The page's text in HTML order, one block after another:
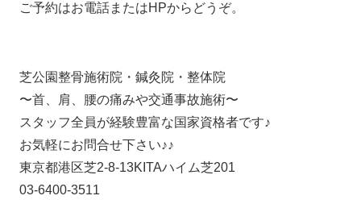
ご予約はお電話またはHPからどうぞ。
芝公園整骨施術院・鍼灸院・整体院
〜首、肩、腰の痛みや交通事故施術〜
スタッフ全員が経験豊富な国家資格者です♪
お気軽にお問合せ下さい♪♪
東京都港区芝2-8-13KITAハイム芝201
03-6400-3511